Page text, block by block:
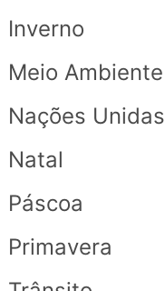
Inverno
Meio Ambiente
Nações Unidas
Natal
Páscoa
Primavera